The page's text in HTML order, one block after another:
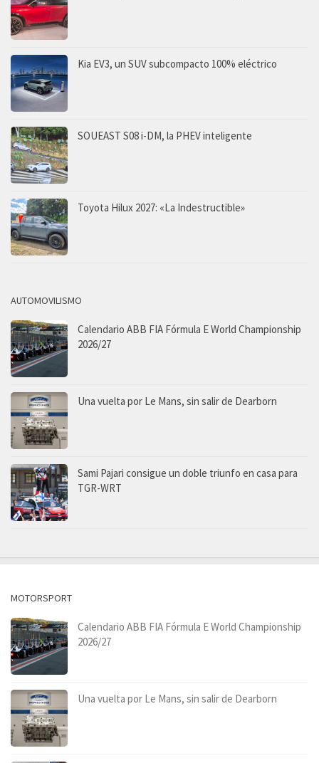
Kia EV3, un SUV subcompacto 100% eléctrico
SOUEAST S08 i-DM, la PHEV inteligente
Toyota Hilux 2027: «La Indestructible»
AUTOMOVILISMO
Calendario ABB FIA Fórmula E World Championship
2026/27
Una vuelta por Le Mans, sin salir de Dearborn
Sami Pajari consigue un doble triunfo en casa para
TGR-WRT
MOTORSPORT
Calendario ABB FIA Fórmula E World Championship
2026/27
Una vuelta por Le Mans, sin salir de Dearborn